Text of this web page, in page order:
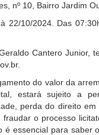
nº 10, Bairro Jardim
22/10/2024. Das
Cantero Junior,
.
do valor da
estará sujeito a
perda do direito
o processo
é essencial para saber